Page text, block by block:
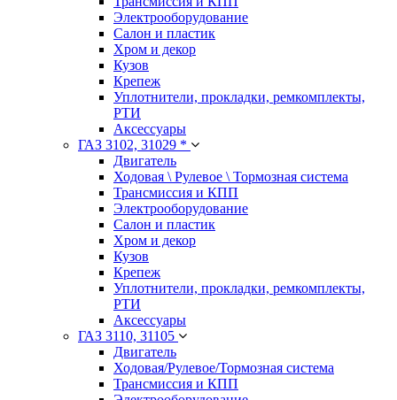
Электрооборудование
Салон и пластик
Хром и декор
Кузов
Крепеж
Уплотнители, прокладки, ремкомплекты,
РТИ
Аксессуары
ГАЗ 3102, 31029 *
Двигатель
Ходовая \ Рулевое \ Тормозная система
Трансмиссия и КПП
Электрооборудование
Салон и пластик
Хром и декор
Кузов
Крепеж
Уплотнители, прокладки, ремкомплекты,
РТИ
Аксессуары
ГАЗ 3110, 31105
Двигатель
Ходовая/Рулевое/Тормозная система
Трансмиссия и КПП